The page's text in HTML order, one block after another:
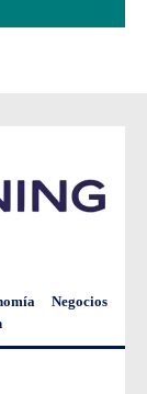
Negocios